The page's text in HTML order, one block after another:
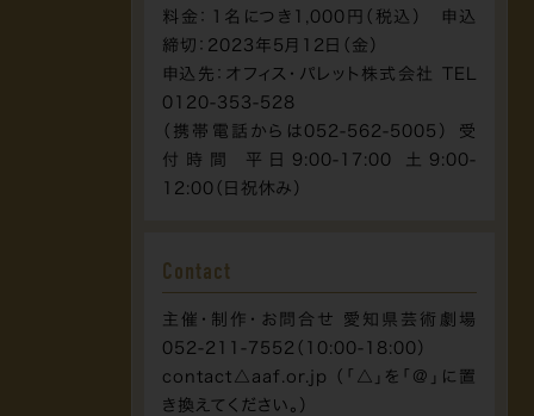
料金：１名につき1,000円（税込） 申込
締切：2023年5月12日（金）
申込先：オフィス・パレット株式会社 TEL
0120-353-528
（携帯電話からは052-562-5005） 受
付時間 平日9:00-17:00 土9:00-
12:00（日祝休み）
Contact
主催・制作・お問合せ 愛知県芸術劇場
052-211-7552（10:00-18:00）
contact△aaf.or.jp
（「△」を「@」に置
き換えてください。）